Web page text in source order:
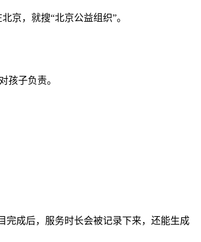
京，就搜“北京公益组织”。
孩子负责。
完成后，服务时长会被记录下来，还能生成